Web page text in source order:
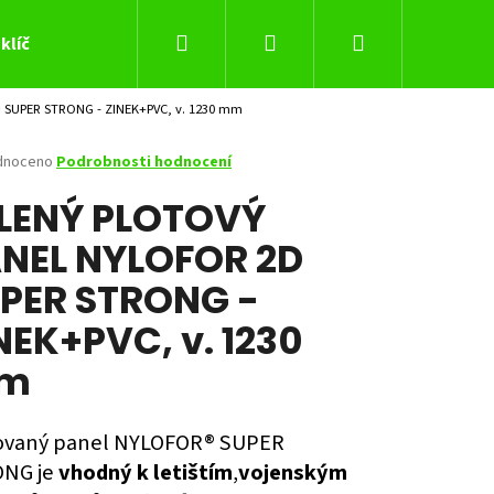
Hledat PřihlášeníNákupní
STRONG - ZINEK+PVC, v. 1230 mm
Podrobnosti hodnocení
PLOTOVÝ
NYLOFOR 2D
STRONG -
v. 1230
panel NYLOFOR® SUPER
jevhodný k letištím,vojenským
Následující